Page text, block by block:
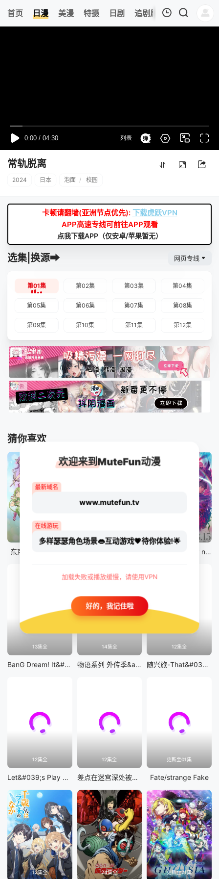
首页 日漫 美漫 特摄 日剧 追剧周表 今日更新
常轨脱离
2024 日本 泡面 / 校园
卡顿请翻墙(亚洲节点优先): 下载虎跃VPN
APP高速专线可前往APP观看
点我下载APP（仅安卓/苹果暂无）
选集|换源➡ 网页专线
第01集 第02集 第03集 第04集
第05集 第06集 第07集 第08集
第09集 第10集 第11集 第12集
猜你喜欢
12集全
东京猫猫 NEW～♡ 剧场版 Fate/stay night [Heaven&#039;s Feel] III.spring song
13集全
BanG Dream! It&#039;s MyGO!!!!!
14集全
物语系列 外传季&amp;怪物季
12集全
随兴旅-That&#039;s Journey-
12集全
Let&#039;s Play 充满挑战的人生
12集全
差点在迷宫深处被信任的伙伴杀掉，但靠着天赐技能「无限扭蛋」获得等级9999的伙伴，我要向前队友和世界展开复仇&amp;「给他们好看！」
更新至01集
Fate/strange Fake
13集全 24集全 更新至21集
欢迎来到MuteFun动漫
最新域名
www.mutefun.tv
在线游玩
多样瑟瑟角色场景👄互动游戏💗待你体验!🌟
加载失败或播放缓慢，请使用VPN
好的，我记住啦